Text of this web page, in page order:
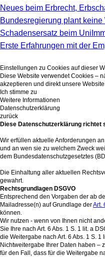
Neues beim Erbrecht,
Bundesregierung plant
Schadensersatz beim
Erste Erfahrungen mit der
Einstellungen zu Cookies auf dieser
Diese Website verwendet Cookies –
akzeptieren und direkt unsere
Ich stimme zu
Weitere Informationen
Datenschutzerklärung
zurück
Diese Datenschutzerklärung richtet
Wir erfüllen aktuelle Anforderungen
und an wen sie zu welchem Zweck
dem Bundesdatenschutzgesetztes
Die Einhaltung aller aktuellen
gewahrt.
Rechtsgrundlagen DSGVO
Entsprechend den Vorgaben der ab
Mailadresse(n) auf Grundlage derArt.
können.
Wir nutzen - wenn von Ihnen nicht
Sie Ihre nach Art. 6 Abs. 1 S. 1 lit. a
die Weitergabe nach Art. 6 Abs. 1 S.
Nichtweitergabe Ihrer Daten haben –
für den Fall, dass für die Weitergabe